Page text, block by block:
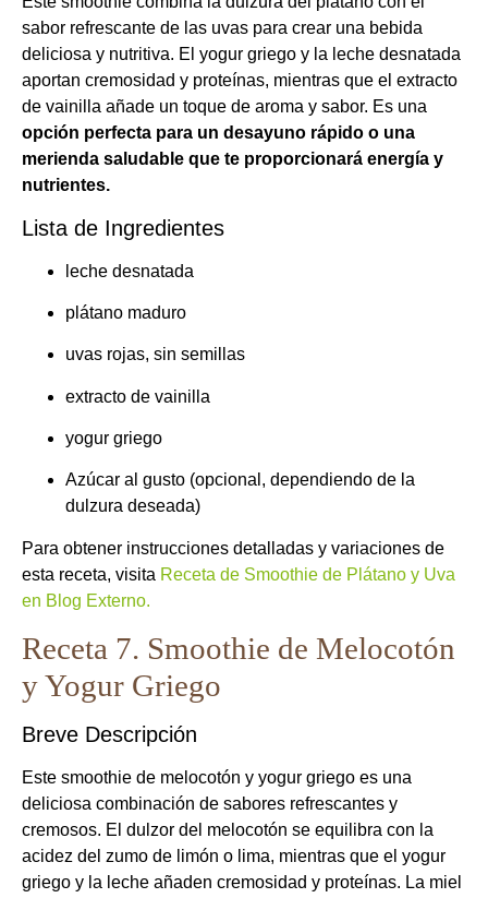
sabor refrescante de las uvas para crear una bebida
deliciosa y nutritiva. El yogur griego y la leche desnatada
aportan cremosidad y proteínas, mientras que el extracto
de vainilla añade un toque de aroma y sabor. Es una
opción perfecta para un desayuno rápido o una
merienda saludable que te proporcionará energía y
nutrientes.
Lista de Ingredientes
leche desnatada
plátano maduro
uvas rojas, sin semillas
extracto de vainilla
yogur griego
Azúcar al gusto (opcional, dependiendo de la
dulzura deseada)
Para obtener instrucciones detalladas y variaciones de
esta receta, visita Receta de Smoothie de Plátano y Uva
en Blog Externo.
Receta 7. Smoothie de Melocotón
y Yogur Griego
Breve Descripción
Este smoothie de melocotón y yogur griego es una
deliciosa combinación de sabores refrescantes y
cremosos. El dulzor del melocotón se equilibra con la
acidez del zumo de limón o lima, mientras que el yogur
griego y la leche añaden cremosidad y proteínas. La miel